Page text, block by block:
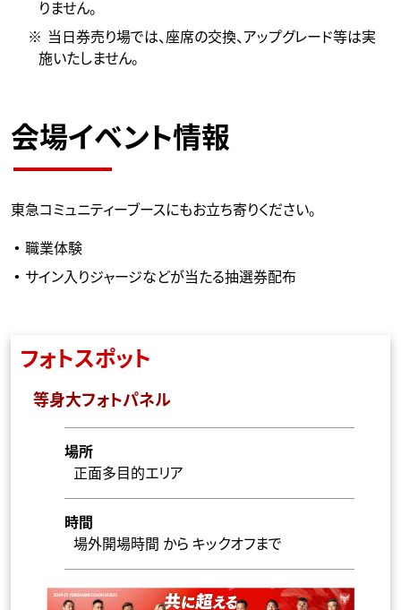
りません。
当日券売り場では、座席の交換、アップグレード等は実
施いたしません。
会場イベント情報
東急コミュニティーブースにもお立ち寄りください。
職業体験
サイン入りジャージなどが当たる抽選券配布
フォトスポット
等身大フォトパネル
場所
正面多目的エリア
時間
場外開場時間 から キックオフまで